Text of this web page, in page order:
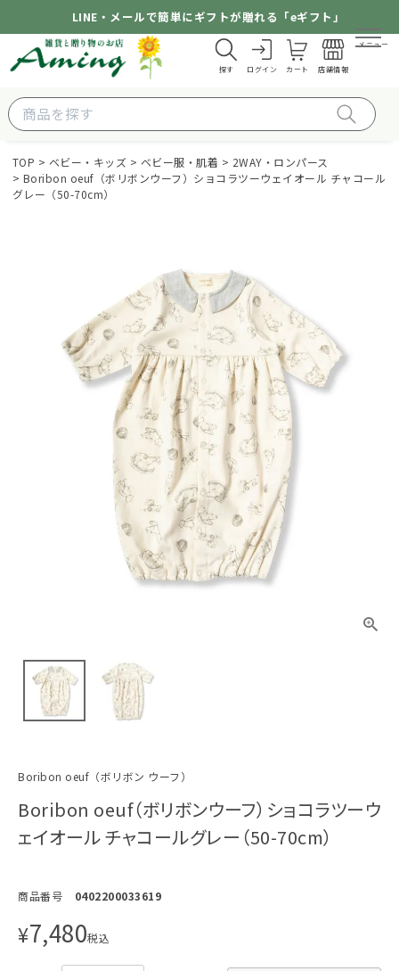
LINE・メールで簡単にギフトが贈れる「eギフト」
探す ログイン カート 店舗情報
メニュー
TOP ベビー・キッズ ベビー服・肌着
2WAY・ロンパース
Boribon oeuf（ボリボンウーフ）ショコラツーウェイオール チャコール
グレー（50-70cm）
Boribon oeuf（ボリボン ウーフ）
Boribon oeuf（ボリボンウーフ）ショコラツーウ
ェイオール チャコールグレー（50-70cm）
商品番号 0402200033619
¥7,480税込